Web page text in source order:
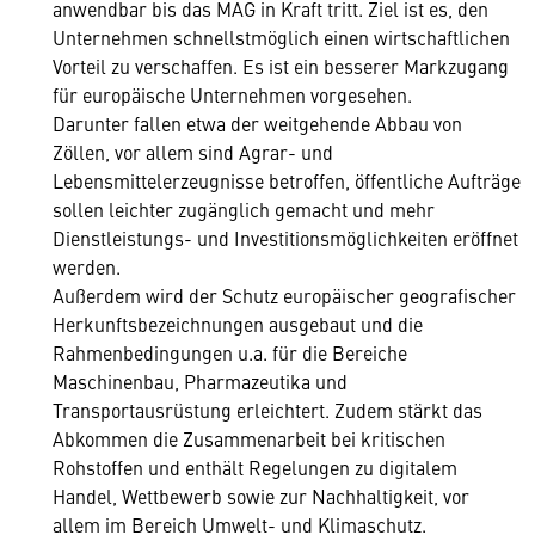
anwendbar bis das MAG in Kraft tritt. Ziel ist es, den
Unternehmen schnellstmöglich einen wirtschaftlichen
Vorteil zu verschaffen. Es ist ein besserer Markzugang
für europäische Unternehmen vorgesehen.
Darunter fallen etwa der weitgehende Abbau von
Zöllen, vor allem sind Agrar- und
Lebensmittelerzeugnisse betroffen, öffentliche Aufträge
sollen leichter zugänglich gemacht und mehr
Dienstleistungs- und Investitionsmöglichkeiten eröffnet
werden.
Außerdem wird der Schutz europäischer geografischer
Herkunftsbezeichnungen ausgebaut und die
Rahmenbedingungen u.a. für die Bereiche
Maschinenbau, Pharmazeutika und
Transportausrüstung erleichtert. Zudem stärkt das
Abkommen die Zusammenarbeit bei kritischen
Rohstoffen und enthält Regelungen zu digitalem
Handel, Wettbewerb sowie zur Nachhaltigkeit, vor
allem im Bereich Umwelt- und Klimaschutz.